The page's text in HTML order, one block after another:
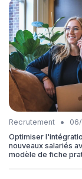
Recrutement •
Optimiser
nouveaux salariés
modèle de fiche